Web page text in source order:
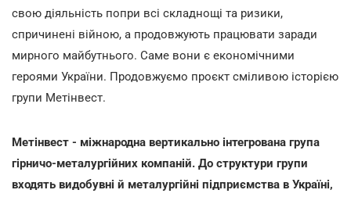
свою діяльність попри всі складнощі та ризики,
спричинені війною, а продовжують працювати заради
мирного майбутнього. Саме вони є економічними
героями України. Продовжуємо проєкт сміливою історією
групи Метінвест.
Метінвест - міжнародна вертикально інтегрована група
гірничо-металургійних компаній. До структури групи
входять видобувні й металургійні підприємства в Україні,